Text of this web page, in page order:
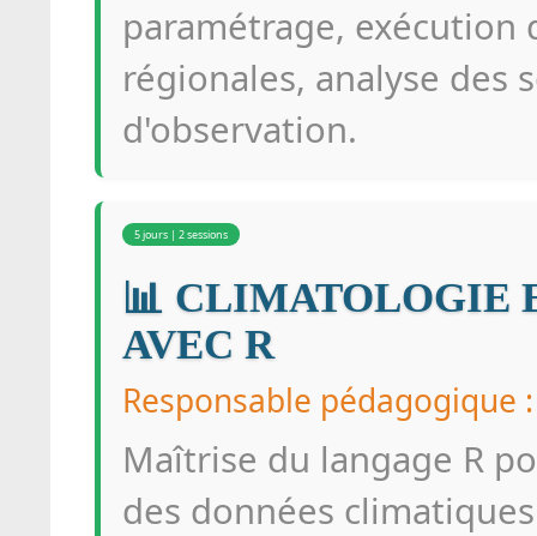
paramétrage, exécution
régionales, analyse des
d'observation.
5 jours | 2 sessions
📊 CLIMATOLOGIE
AVEC R
Responsable pédagogique
Maîtrise du langage R
des données